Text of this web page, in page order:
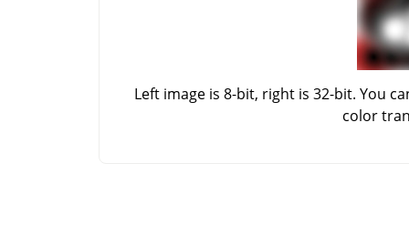
Left image is 8-bit, right is 32-bit. You
color